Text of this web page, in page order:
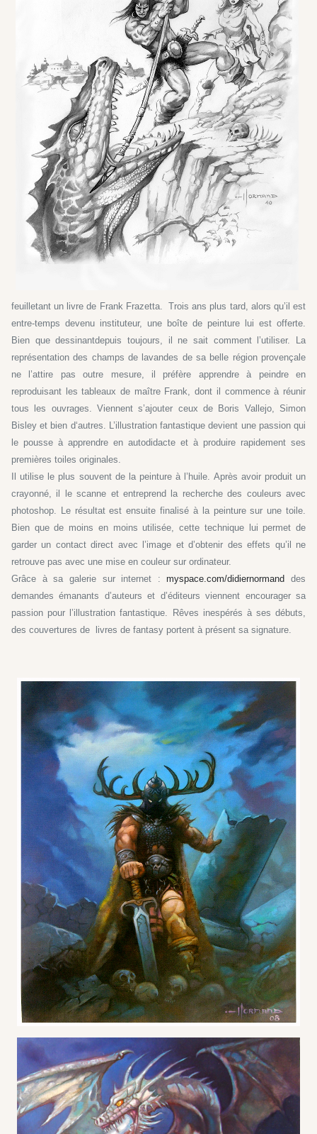
feuilletant un livre de Frank Frazetta. Trois ans plus tard, alors qu’il est
entre-temps devenu instituteur, une boîte de peinture lui est offerte.
Bien que dessinantdepuis toujours, il ne sait comment l’utiliser. La
représentation des champs de lavandes de sa belle région provençale
ne l’attire pas outre mesure, il préfère apprendre à peindre en
reproduisant les tableaux de maître Frank, dont il commence à réunir
tous les ouvrages. Viennent s’ajouter ceux de Boris Vallejo, Simon
Bisley et bien d‘autres. L’illustration fantastique devient une passion qui
le pousse à apprendre en autodidacte et à produire rapidement ses
premières toiles originales.
Il utilise le plus souvent de la peinture à l’huile. Après avoir produit un
crayonné, il le scanne et entreprend la recherche des couleurs avec
photoshop. Le résultat est ensuite finalisé à la peinture sur une toile.
Bien que de moins en moins utilisée, cette technique lui permet de
garder un contact direct avec l’image et d’obtenir des effets qu’il ne
retrouve pas avec une mise en couleur sur ordinateur.
Grâce à sa galerie sur internet :myspace.com/didiernormand des
demandes émanants d’auteurs et d’éditeurs viennent encourager sa
passion pour l’illustration fantastique. Rêves inespérés à ses débuts,
des couvertures de livres de fantasy portent à présent sa signature.